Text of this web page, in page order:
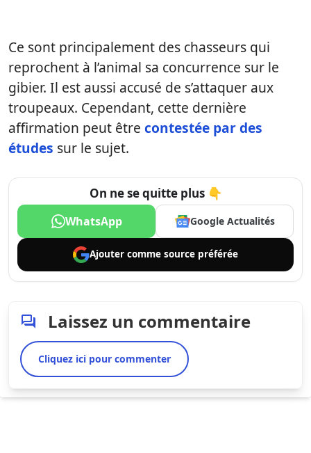
Ce sont principalement des chasseurs qui
reprochent à l’animal sa concurrence sur le
gibier. Il est aussi accusé de s’attaquer aux
troupeaux. Cependant, cette dernière
affirmation peut être contestée par des
études sur le sujet.
On ne se quitte plus 👇
WhatsApp Google Actualités
Ajouter comme source préférée
Laissez un commentaire
Cliquez ici pour commenter